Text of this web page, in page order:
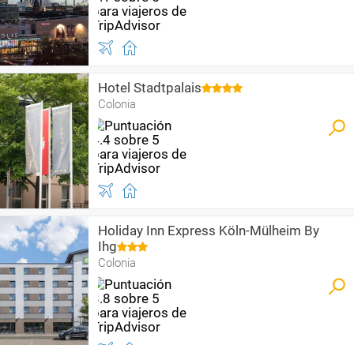
Hotel Stadtpalais
Colonia
Holiday Inn Express Köln-Mülheim By
Ihg
Colonia